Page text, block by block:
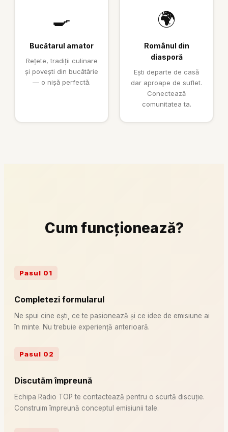
🍳
Bucătarul amator
Rețete, tradiții culinare
și povești din bucătărie
— o nișă perfectă.
🌍
Românul din
diasporă
Ești departe de casă
dar aproape de suflet.
Conectează
comunitatea ta.
Cum funcționează?
Pasul 01
Completezi formularul
Ne spui cine ești, ce te pasionează și ce idee de emisiune ai
în minte. Nu trebuie experiență anterioară.
Pasul 02
Discutăm împreună
Echipa Radio TOP te contactează pentru o scurtă discuție.
Construim împreună conceptul emisiunii tale.